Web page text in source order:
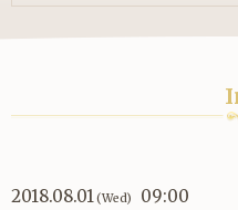
2018.08.01(Wed) 09:00